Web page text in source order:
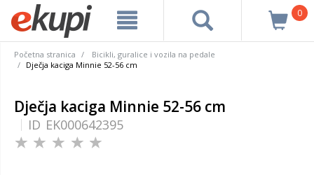
0
Početna stranica
Bicikli, guralice i vozila na pedale
Dječja kaciga Minnie 52-56 cm
Dječja kaciga Minnie 52-56 cm
ID EK000642395